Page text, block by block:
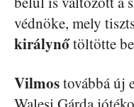
védnöke, mely
királynőtöltötte
Vilmostovábbá új